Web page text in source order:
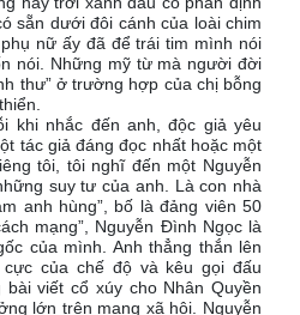
sẵn dưới đôi cánh của loài chim
nữ ấy đã để trái tim mình nói
nói. Những mỹ từ mà người đời
thư” ở trường hợp của chị bỗng
khi nhắc đến anh, độc giả yêu
tác giả đáng đọc nhất hoặc một
tôi, tôi nghĩ đến một Nguyễn
suy tư của anh. Là con nhà
anh hùng”, bố là đảng viên 50
mạng”, Nguyễn Đình Ngọc là
của mình. Anh thẳng thắn lên
của chế độ và kêu gọi đấu
viết cổ xúy cho Nhân Quyền
lớn trên mạng xã hội. Nguyễn